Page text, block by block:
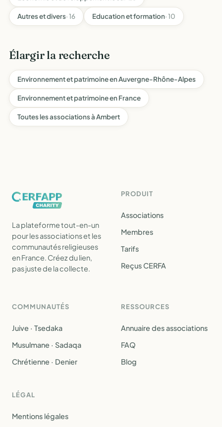
Autres et divers· 16 Education et formation· 10
Élargir la recherche
Environnement et patrimoine en Auvergne-Rhône-Alpes
Environnement et patrimoine en France
Toutes les associations à Ambert
La plateforme tout-en-un
pour les associations et les
communautés religieuses
en France. Créez du lien,
pas juste de la collecte.
PRODUIT
Associations
Membres
Tarifs
Reçus CERFA
COMMUNAUTÉS
Juive · Tsedaka
Musulmane · Sadaqa
Chrétienne · Denier
RESSOURCES
Annuaire des associations
FAQ
Blog
LÉGAL
Mentions légales